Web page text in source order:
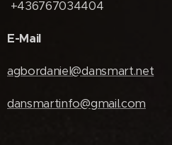
+436767034404
E-Mail
agbordaniel@dansmart.net
dansmartinfo@gmail.com